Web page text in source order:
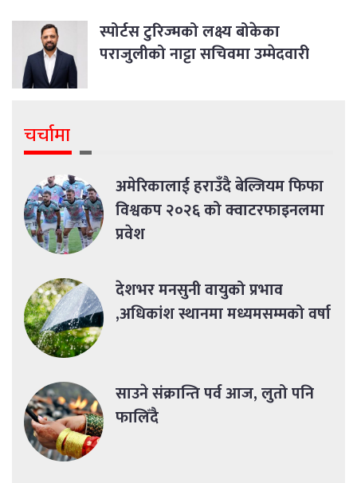
स्पोर्टस टुरिज्मको लक्ष्य बोकेका
पराजुलीको नाट्टा सचिवमा उम्मेदवारी
चर्चामा
अमेरिकालाई हराउँदै बेल्जियम फिफा
विश्वकप २०२६ को क्वाटरफाइनलमा
प्रवेश
देशभर मनसुनी वायुको प्रभाव
,अधिकांश स्थानमा मध्यमसम्मको वर्षा
साउने संक्रान्ति पर्व आज, लुतो पनि
फालिँदै